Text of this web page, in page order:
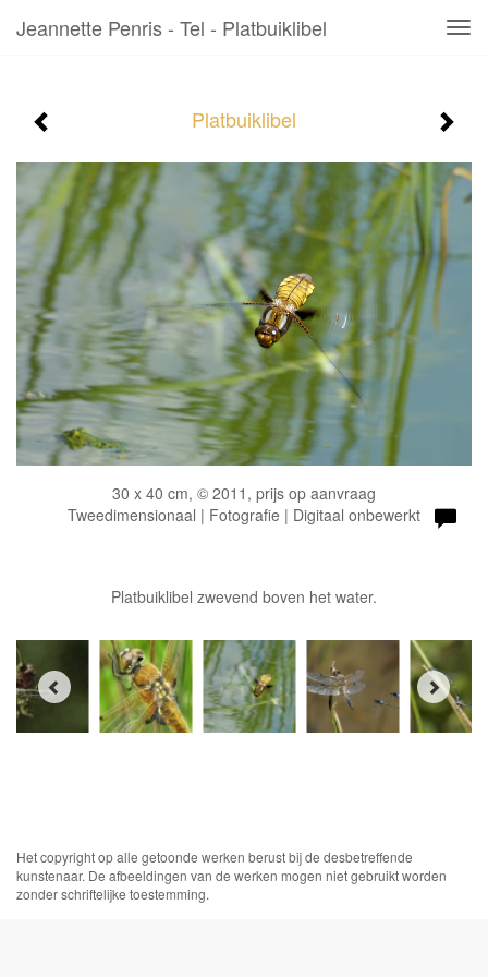
Jeannette Penris - Tel - Platbuiklibel
Platbuiklibel
30 x 40 cm, © 2011, prijs op aanvraag
Tweedimensionaal | Fotografie | Digitaal onbewerkt
Platbuiklibel zwevend boven het water.
Het copyright op alle getoonde werken berust bij de desbetreffende
kunstenaar. De afbeeldingen van de werken mogen niet gebruikt worden
zonder schriftelijke toestemming.